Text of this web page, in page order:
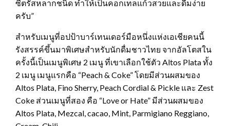
ซีตรัสหลากชนิด ทำให้เป็นคอกเทลแก้วสวยและดื่มง่าย
ครับ”
สำหรับเมนูที่อปป้าบาร์เทนเดอร์มือหนึ่งแห่งเอเชียคนนี้
รังสรรค์ขึ้นมาพิเศษสำหรับนักดื่มชาวไทย จากอัลโตสใน
ครั้งนี้เป็นเมนูพิเศษ 2 เมนู ที่เขาเลือกใช้ตัว Altos Plata ทั้ง
2 เมนู เมนูแรกคือ “Peach & Coke” โดยมีส่วนผสมของ
Altos Plata, Fino Sherry, Peach Cordial & Pickle และ Zest
Coke ส่วนเมนูที่สอง คือ “Love or Hate” มีส่วนผสมของ
Altos Plata, Mezcal, cacao, Mint, Parmigiano Reggiano,